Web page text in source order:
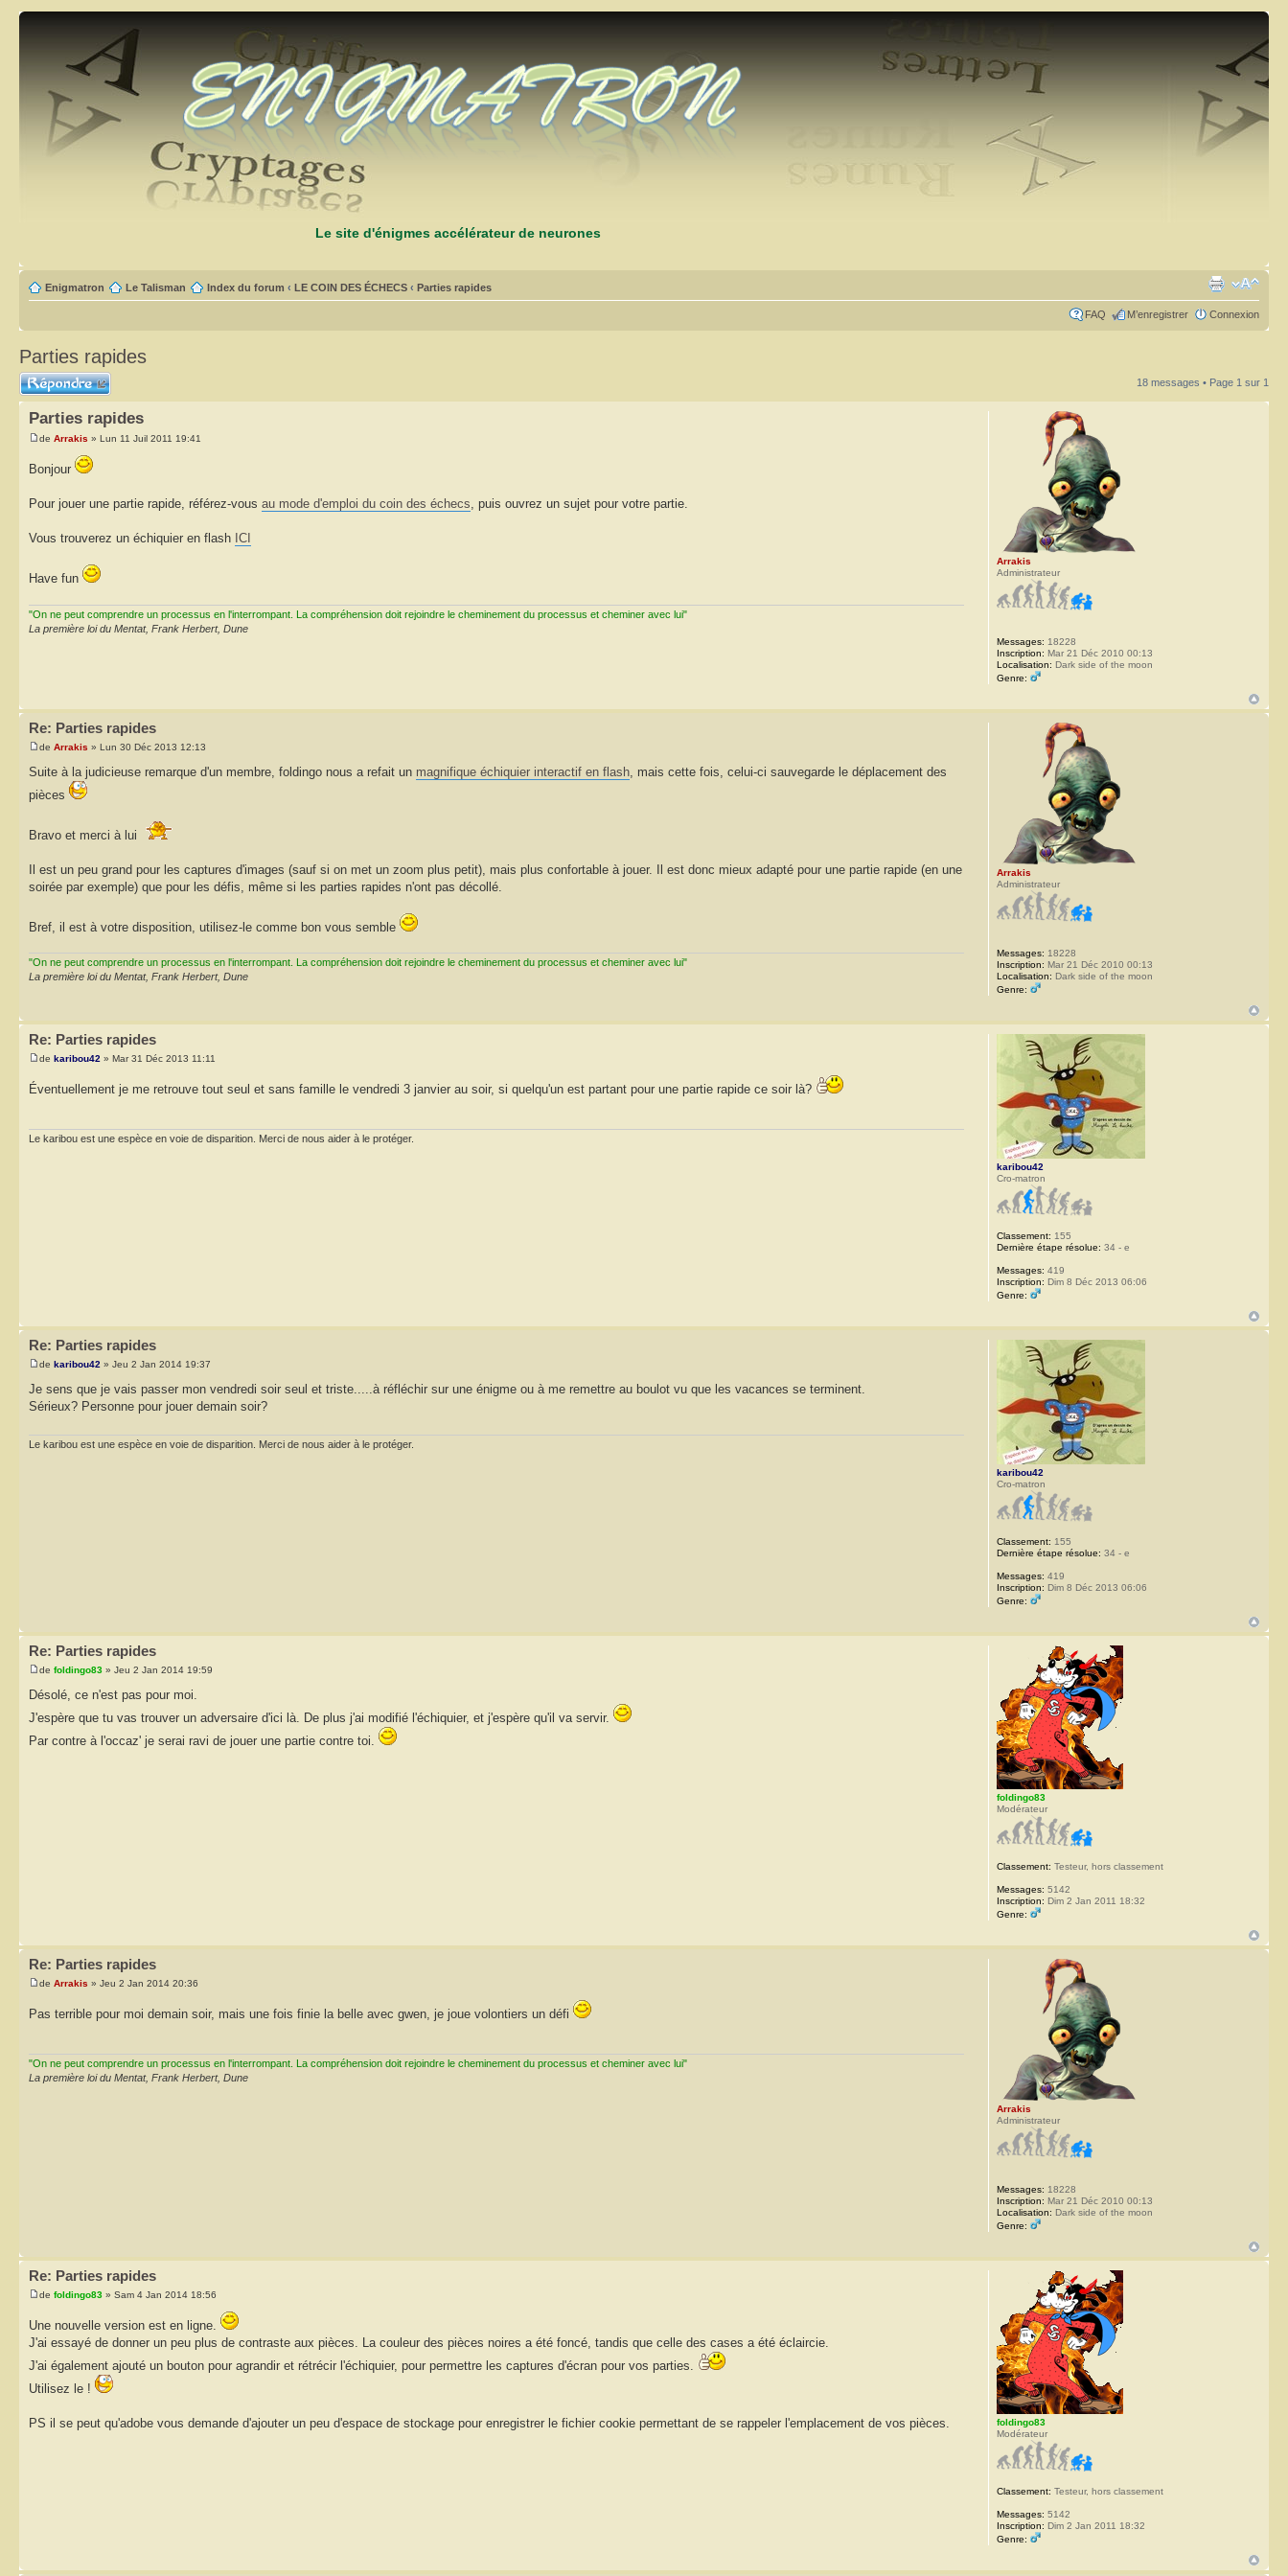
Le site d'énigmes accélérateur de neurones
Enigmatron Le Talisman Index du forum ‹ LE COIN DES ÉCHECS ‹ Parties rapides
FAQ M’enregistrer Connexion
Parties rapides
Répondre 18 messages • Page 1 sur 1
Parties rapides
de Arrakis » Lun 11 Juil 2011 19:41
Bonjour
Pour jouer une partie rapide, référez-vous au mode d'emploi du coin des échecs, puis ouvrez un sujet pour votre partie.
Vous trouverez un échiquier en flash ICI
Have fun
"On ne peut comprendre un processus en l'interrompant. La compréhension doit rejoindre le cheminement du processus et cheminer avec lui"
La première loi du Mentat, Frank Herbert, Dune
Arrakis
Administrateur
Messages: 18228
Inscription: Mar 21 Déc 2010 00:13
Localisation: Dark side of the moon
Genre:
Re: Parties rapides
de Arrakis » Lun 30 Déc 2013 12:13
Suite à la judicieuse remarque d'un membre, foldingo nous a refait un magnifique échiquier interactif en flash , mais cette fois, celui-ci sauvegarde le déplacement des
pièces
Bravo et merci à lui
Il est un peu grand pour les captures d'images (sauf si on met un zoom plus petit), mais plus confortable à jouer. Il est donc mieux adapté pour une partie rapide (en une
soirée par exemple) que pour les défis, même si les parties rapides n'ont pas décollé.
Bref, il est à votre disposition, utilisez-le comme bon vous semble
"On ne peut comprendre un processus en l'interrompant. La compréhension doit rejoindre le cheminement du processus et cheminer avec lui"
La première loi du Mentat, Frank Herbert, Dune
Arrakis
Administrateur
Messages: 18228
Inscription: Mar 21 Déc 2010 00:13
Localisation: Dark side of the moon
Genre:
Re: Parties rapides
de karibou42 » Mar 31 Déc 2013 11:11
Éventuellement je me retrouve tout seul et sans famille le vendredi 3 janvier au soir, si quelqu'un est partant pour une partie rapide ce soir là?
Le karibou est une espèce en voie de disparition. Merci de nous aider à le protéger.
karibou42
Cro-matron
Classement: 155
Dernière étape résolue: 34 - e
Messages: 419
Inscription: Dim 8 Déc 2013 06:06
Genre:
Re: Parties rapides
de karibou42 » Jeu 2 Jan 2014 19:37
Je sens que je vais passer mon vendredi soir seul et triste.....à réfléchir sur une énigme ou à me remettre au boulot vu que les vacances se terminent.
Sérieux? Personne pour jouer demain soir?
Le karibou est une espèce en voie de disparition. Merci de nous aider à le protéger.
karibou42
Cro-matron
Classement: 155
Dernière étape résolue: 34 - e
Messages: 419
Inscription: Dim 8 Déc 2013 06:06
Genre:
Re: Parties rapides
de foldingo83 » Jeu 2 Jan 2014 19:59
Désolé, ce n'est pas pour moi.
J'espère que tu vas trouver un adversaire d'ici là. De plus j'ai modifié l'échiquier, et j'espère qu'il va servir.
Par contre à l'occaz' je serai ravi de jouer une partie contre toi.
foldingo83
Modérateur
Classement: Testeur, hors classement
Messages: 5142
Inscription: Dim 2 Jan 2011 18:32
Genre:
Re: Parties rapides
de Arrakis » Jeu 2 Jan 2014 20:36
Pas terrible pour moi demain soir, mais une fois finie la belle avec gwen, je joue volontiers un défi
"On ne peut comprendre un processus en l'interrompant. La compréhension doit rejoindre le cheminement du processus et cheminer avec lui"
La première loi du Mentat, Frank Herbert, Dune
Arrakis
Administrateur
Messages: 18228
Inscription: Mar 21 Déc 2010 00:13
Localisation: Dark side of the moon
Genre:
Re: Parties rapides
de foldingo83 » Sam 4 Jan 2014 18:56
Une nouvelle version est en ligne.
J'ai essayé de donner un peu plus de contraste aux pièces. La couleur des pièces noires a été foncé, tandis que celle des cases a été éclaircie.
J'ai également ajouté un bouton pour agrandir et rétrécir l'échiquier, pour permettre les captures d'écran pour vos parties.
Utilisez le !
PS il se peut qu'adobe vous demande d'ajouter un peu d'espace de stockage pour enregistrer le fichier cookie permettant de se rappeler l'emplacement de vos pièces.
foldingo83
Modérateur
Classement: Testeur, hors classement
Messages: 5142
Inscription: Dim 2 Jan 2011 18:32
Genre: